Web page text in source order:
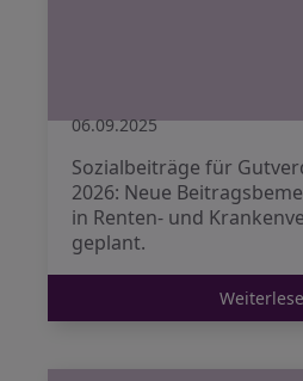
06.09.2025
Sozialbeiträge für
2026: Neue
in Renten- und
geplant.